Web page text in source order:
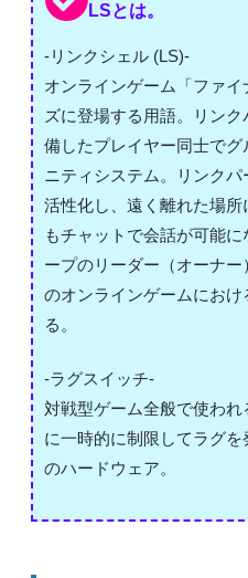
LSとは。
-リンクシェル (LS)-
オンラインゲーム「ファ
ズに登場する用語。リン
備したプレイヤー同士でグ
ニティシステム。リンク
活性化し、遠く離れた場
もチャットで会話が可能
ープのリーダー（オーナ
のオンラインゲームにお
る。
-ラグスイッチ-
対戦型ゲーム全般で使わ
に一時的に制限してラグ
のハードウェア。